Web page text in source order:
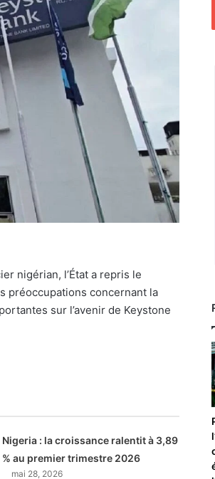
nigérian, l’État a repris le
préoccupations concernant la
sur l’avenir de Keystone
Nigeria : la croissance ralentit à 3,89
% au premier trimestre 2026
mai 28, 2026